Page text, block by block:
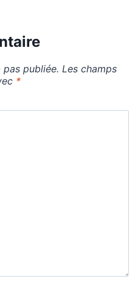
pas publiée. Les champs
*